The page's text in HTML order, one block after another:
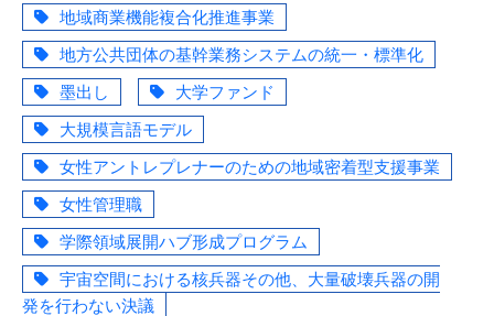
地域商業機能複合化推進事業
地方公共団体の基幹業務システムの統一・標準化
墨出し
大学ファンド
大規模言語モデル
女性アントレプレナーのための地域密着型支援事業
女性管理職
学際領域展開ハブ形成プログラム
宇宙空間における核兵器その他、大量破壊兵器の開
発を行わない決議